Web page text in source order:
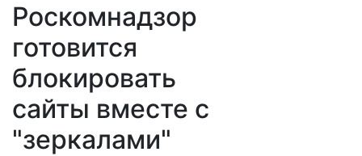
Роскомнадзор
готовится
блокировать
сайты вместе с
"зеркалами"